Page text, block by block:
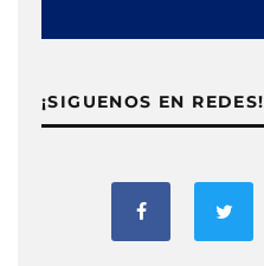
¡SIGUENOS EN REDES!